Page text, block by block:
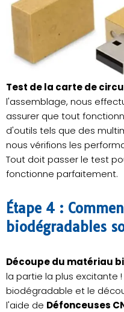
Test de la carte de
l'assemblage, nous
assurer que tout
d'outils tels que des
nous vérifions les
Tout doit passer le test
fonctionne parfaitement.
Étape 4 :
biodégradables
Découpe du matériau
la partie la plus excitante
biodégradable et le
l'aide de Défonceuses